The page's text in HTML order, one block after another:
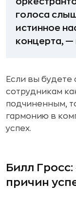
голоса
истинное
концерта, —
Если вы будете
сотрудникам
подчиненным,
гармонию в
успех.
Билл
причин